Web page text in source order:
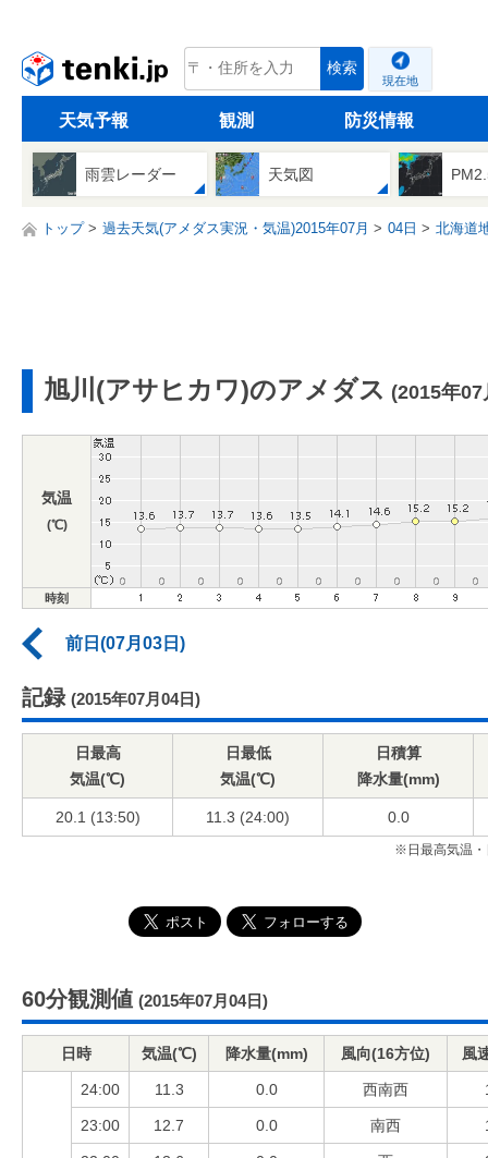
tenki.jp 検索
現在地
天気予報 観測 防災情報
雨雲レーダー 天気図
トップ 過去天気(アメダス実況・気温)2015年07月 04日 北海道
旭川(アサヒカワ)のアメダス (2015年07
気温
(℃)
時刻
前日(07月03日)
記録 (2015年07月04日)
日最高
気温(℃)
日最低
気温(℃)
日積算
降水量(mm)
20.1 (13:50) 11.3 (24:00) 0.0
※日最高気温・
60分観測値 (2015年07月04日)
日時 気温(℃) 降水量(mm) 風向(16方位) 風
24:00 11.3 0.0 西南西
23:00 12.7 0.0 南西